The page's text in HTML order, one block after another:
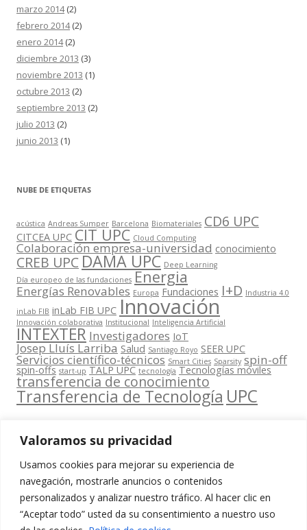
Valoramos su privacidad
Usamos cookies para mejorar su experiencia de
navegación, mostrarle anuncios o contenidos
personalizados y analizar nuestro tráfico. Al hacer clic en
“Aceptar todo” usted da su consentimiento a nuestro uso
marzo 2014(2)
febrero 2014(2)
enero 2014(2)
diciembre 2013 (3)
noviembre 2013 (1)
octubre 2013 (2)
septiembre 2013 (2)
julio 2013 (2)
junio 2013 (1)
NUBE DE ETIQUETAS
acústica Andreas Sumper Barcelona Biomateriales CD6 UPC
CITCEA UPC CIT UPC Cloud Computing
Colaboración empresa-universidad conocimiento
CREB UPCDAMA UPC Deep Learning
Día europeo de las fundaciones Energia
Energías Renovables Europa Fundaciones I+D Industria 4.0
inLab FIB inLab FIB UPC Innovación
Innovación colaborativa Institucional Inteligencia Artificial
INTEXTER Investigadores IoT
Josep Lluís Larriba Salud Santiago Royo SEER UPC
Servicios científico-técnicos Smart Cities Sparsity spin-off
spin-offs start-up TALP UPC tecnología Tecnologías móviles
transferencia de conocimiento
Transferencia de Tecnología UPC
Contacta
amb
nosaltres
www.cit.upc.edu
Segueix-nos